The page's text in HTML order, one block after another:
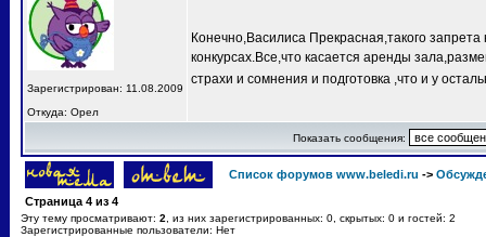
Зарегистрирован: 11.08.2009
Откуда: Орел
Конечно,Василиса Прекрасная,такого
конкурсах.Все,что касается аренды
страхи и сомнения и подготовка ,что и у
Показать сообщения:
Список форумов www.beledi.ru ->
Страница 4 из 4
Эту тему просматривают: 2 , из них зарегистрированных: 0, скрытых: 0 и гостей: 2
Зарегистрированные пользователи: Нет